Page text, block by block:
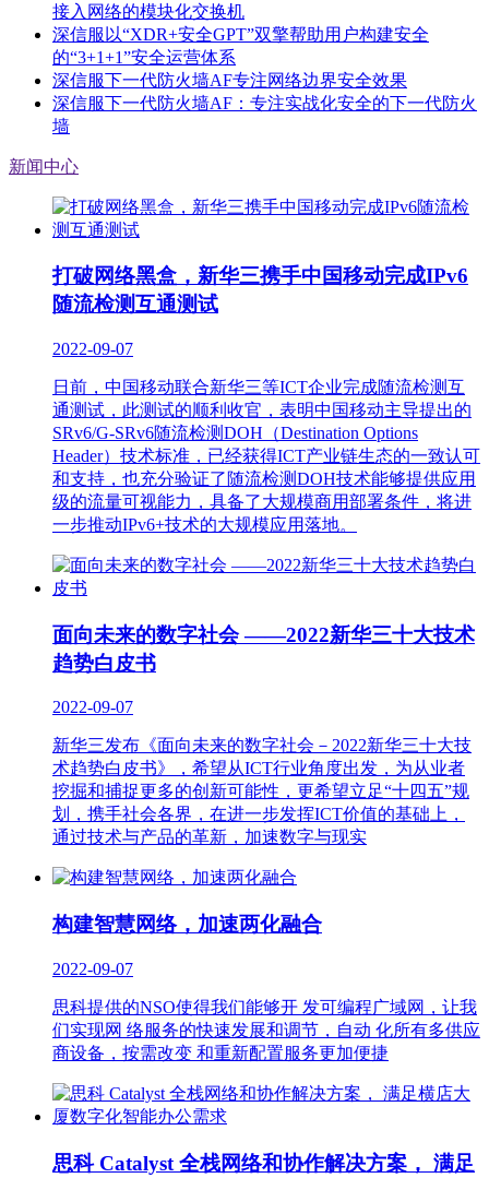
接入网络的模块化交换机
深信服以“XDR+安全GPT”双擎帮助用户构建安全
的“3+1+1”安全运营体系
深信服下一代防火墙AF专注网络边界安全效果
深信服下一代防火墙AF：专注实战化安全的下一代防火
墙
新闻中心
打破网络黑盒，新华三携手中国移动完成IPv6
随流检测互通测试
2022-09-07
日前，中国移动联合新华三等ICT企业完成随流检测互
通测试，此测试的顺利收官，表明中国移动主导提出的
SRv6/G-SRv6随流检测DOH（Destination Options
Header）技术标准，已经获得ICT产业链生态的一致认可
和支持，也充分验证了随流检测DOH技术能够提供应用
级的流量可视能力，具备了大规模商用部署条件，将进
一步推动IPv6+技术的大规模应用落地。
面向未来的数字社会 ——2022新华三十大技术
趋势白皮书
2022-09-07
新华三发布《面向未来的数字社会－2022新华三十大技
术趋势白皮书》，希望从ICT行业角度出发，为从业者
挖掘和捕捉更多的创新可能性，更希望立足“十四五”规
划，携手社会各界，在进一步发挥ICT价值的基础上，
通过技术与产品的革新，加速数字与现实
构建智慧网络，加速两化融合
2022-09-07
思科提供的NSO使得我们能够开 发可编程广域网，让我
们实现网 络服务的快速发展和调节，自动 化所有多供应
商设备，按需改变 和重新配置服务更加便捷
思科 Catalyst 全栈网络和协作解决方案， 满足